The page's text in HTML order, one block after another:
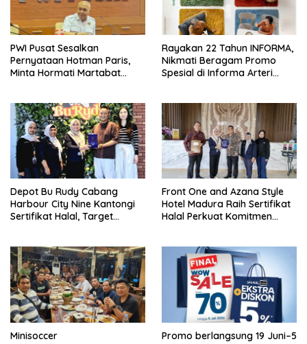
PWI Pusat Sesalkan
Pernyataan Hotman Paris,
Minta Hormati Martabat
Rayakan 22 Tahun INFORMA,
Nikmati Beragam Promo
Spesial di Informa Arteri
Depot Bu Rudy Cabang
Harbour City Nine Kantongi
Sertifikat Halal, Target
Front One and Azana Style
Hotel Madura Raih Sertifikat
Halal Perkuat Komitmen
Minisoccer
Promo berlangsung 19 Juni–5